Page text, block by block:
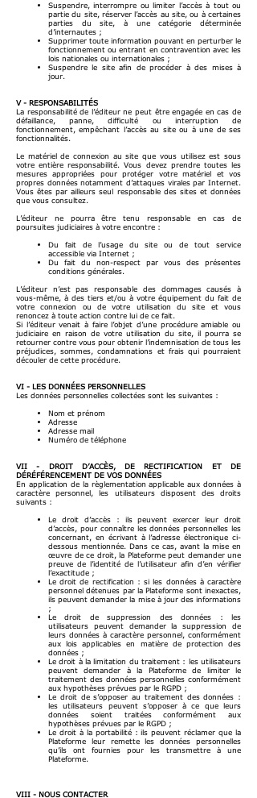
Suspendre, interrompre ou limiter l’accès à tout ou
partie du site, réserver l’accès au site, ou à certaines
parties du site, à une catégorie déterminée
d’internautes ;
Supprimer toute information pouvant en perturber le
fonctionnement ou entrant en contravention avec les
lois nationales ou internationales ;
Suspendre le site afin de procéder à des mises à
jour.
V - RESPONSABILITÉS
La responsabilité de l’éditeur ne peut être engagée en cas de
défaillance, panne, difficulté ou interruption de
fonctionnement, empêchant l’accès au site ou à une de ses
fonctionnalités.
Le matériel de connexion au site que vous utilisez est sous
votre entière responsabilité. Vous devez prendre toutes les
mesures appropriées pour protéger votre matériel et vos
propres données notamment d’attaques virales par Internet.
Vous êtes par ailleurs seul responsable des sites et données
que vous consultez.
L’éditeur ne pourra être tenu responsable en cas de
poursuites judiciaires à votre encontre :
Du fait de l’usage du site ou de tout service
accessible via Internet ;
Du fait du non-respect par vous des présentes
conditions générales.
L’éditeur n’est pas responsable des dommages causés à
vous-même, à des tiers et/ou à votre équipement du fait de
votre connexion ou de votre utilisation du site et vous
renoncez à toute action contre lui de ce fait.
Si l’éditeur venait à faire l’objet d’une procédure amiable ou
judiciaire en raison de votre utilisation du site, il pourra se
retourner contre vous pour obtenir l’indemnisation de tous les
préjudices, sommes, condamnations et frais qui pourraient
découler de cette procédure.
VI - LES DONNÉES PERSONNELLES
Les données personnelles collectées sont les suivantes :
Nom et prénom
Adresse
Adresse mail
Numéro de téléphone
VII - DROIT D’ACCÈS, DE RECTIFICATION ET DE
DÉRÉFÉRENCEMENT DE VOS DONNÉES
En application de la règlementation applicable aux données à
caractère personnel, les utilisateurs disposent des droits
suivants :
Le droit d’accès : ils peuvent exercer leur droit
d’accès, pour connaître les données personnelles les
concernant, en écrivant à l’adresse électronique ci-
dessous mentionnée. Dans ce cas, avant la mise en
œuvre de ce droit, la Plateforme peut demander une
preuve de l’identité de l’utilisateur afin d’en vérifier
l’exactitude ;
Le droit de rectification : si les données à caractère
personnel détenues par la Plateforme sont inexactes,
ils peuvent demander la mise à jour des informations
;
Le droit de suppression des données : les
utilisateurs peuvent demander la suppression de
leurs données à caractère personnel, conformément
aux lois applicables en matière de protection des
données ;
Le droit à la limitation du traitement : les utilisateurs
peuvent demander à la Plateforme de limiter le
traitement des données personnelles conformément
aux hypothèses prévues par le RGPD ;
Le droit de s’opposer au traitement des données :
les utilisateurs peuvent s’opposer à ce que leurs
données soient traitées conformément aux
hypothèses prévues par le RGPD ;
Le droit à la portabilité : ils peuvent réclamer que la
Plateforme leur remette les données personnelles
qu’ils ont fournies pour les transmettre à une
Plateforme.
VIII - NOUS CONTACTER